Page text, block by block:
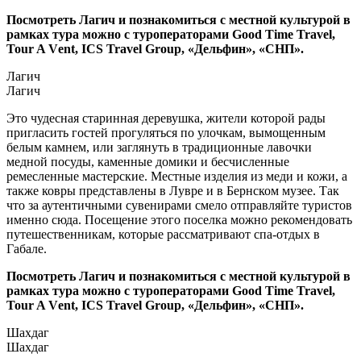
Посмотреть Лагич и познакомиться с местной культурой в
рамках тура можно с туроператорами Good Time Travel,
Tour A Vеnt, ICS Travel Group, «Дельфин», «СНП».
Лагич
Лагич
Это чудесная старинная деревушка, жители которой рады
пригласить гостей прогуляться по улочкам, вымощенным
белым камнем, или заглянуть в традиционные лавочки
медной посуды, каменные домики и бесчисленные
ремесленные мастерские. Местные изделия из меди и кожи, а
также ковры представлены в Лувре и в Бернском музее. Так
что за аутентичными сувенирами смело отправляйте туристов
именно сюда. Посещение этого поселка можно рекомендовать
путешественникам, которые рассматривают спа-отдых в
Габале.
Посмотреть Лагич и познакомиться с местной культурой в
рамках тура можно с туроператорами Good Time Travel,
Tour A Vеnt, ICS Travel Group, «Дельфин», «СНП».
Шахдаг
Шахдаг